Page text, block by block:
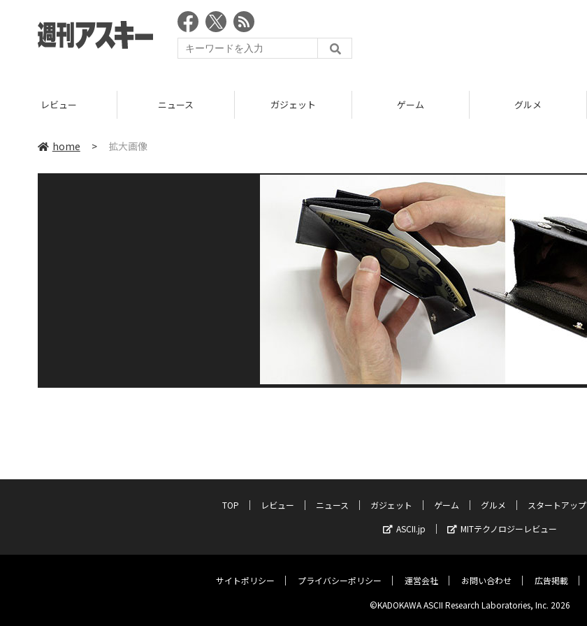
レビュー ニュース ガジェット ゲーム グルメ
home > 拡大画像
TOP レビュー ニュース ガジェット ゲーム グルメ スタートアップ
ASCII.jp
MITテクノロジーレビュー
サイトポリシー プライバシーポリシー 運営会社 お問い合わせ 広告掲載
©KADOKAWA ASCII Research Laboratories, Inc. 2026